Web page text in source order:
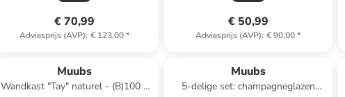
€ 70,99
Adviesprijs (AVP): € 123,00*
€ 50,99
Adviesprijs (AVP): € 90,00*
Muubs
Wandkast "Tay" naturel - (B)100 x
Muubs
5-delige set: champagneglazen